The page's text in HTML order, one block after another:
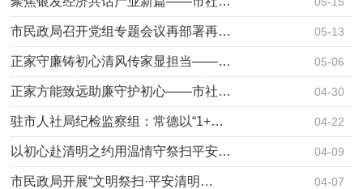
05-13
市民政局召开党组专题会议再部署再…
05-06
正家守廉铸初心清风传家显担当——…
04-30
正家方能致远助廉守护初心——市社…
04-22
驻市人社局纪检监察组：常德以“1+…
04-09
以初心赴清明之约用温情守祭扫平安…
04-07
市民政局开展“文明祭扫·平安清明…